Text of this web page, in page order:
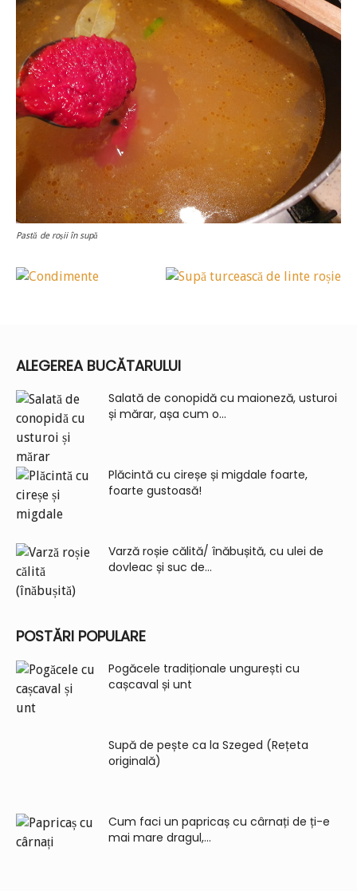
Pastă de roșii în supă
ALEGEREA BUCĂTARULUI
Salată de conopidă cu maioneză, usturoi
și mărar, așa cum o...
Plăcintă cu cireșe și migdale foarte,
foarte gustoasă!
Varză roșie călită/ înăbușită, cu ulei de
dovleac și suc de...
POSTĂRI POPULARE
Pogăcele tradiționale ungurești cu
cașcaval și unt
Supă de pește ca la Szeged (Rețeta
originală)
Cum faci un papricaș cu cârnați de ți-e
mai mare dragul,...